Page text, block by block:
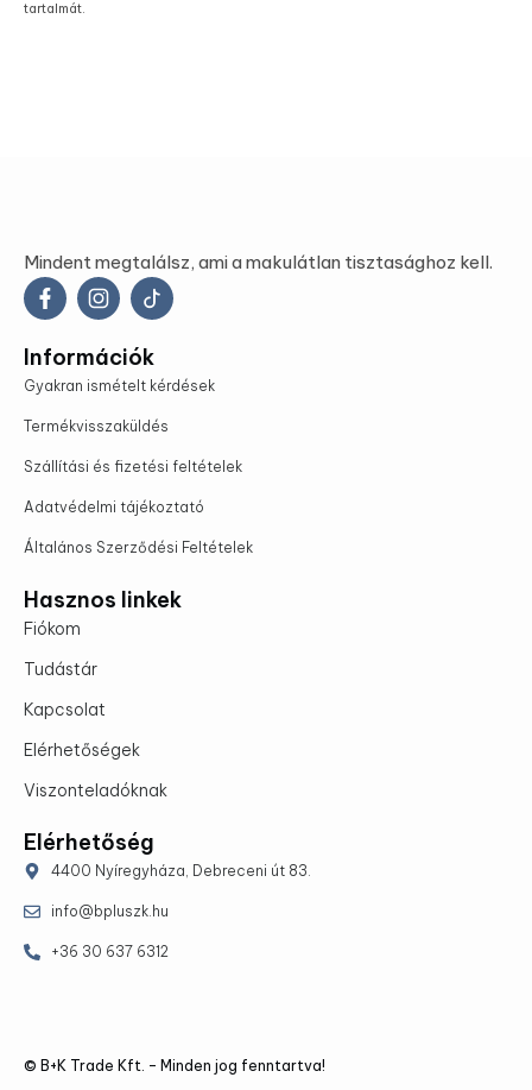
tartalmát.
Mindent megtalálsz, ami a makulátlan tisztasághoz kell.
Információk
Gyakran ismételt kérdések
Termékvisszaküldés
Szállítási és fizetési feltételek
Adatvédelmi tájékoztató
Általános Szerződési Feltételek
Hasznos linkek
Fiókom
Tudástár
Kapcsolat
Elérhetőségek
Viszonteladóknak
Elérhetőség
4400 Nyíregyháza, Debreceni út 83.
info@bpluszk.hu
+36 30 637 6312
© B+K Trade Kft. – Minden jog fenntartva!